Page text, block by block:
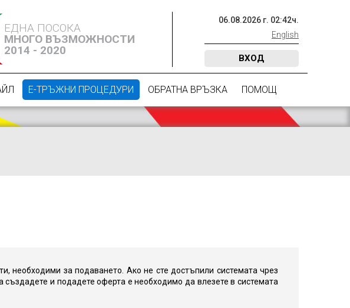
ЕДНА ПОСОКА
МНОГО ВЪЗМОЖНОСТИ
2014 - 2020
06.08.2026 г. 02:42ч.
English
ВХОД
Е-ТРЪЖНИ ПРОЦЕДУРИ ОБРАТНА ВРЪЗКА ПОМОЩ
необходими за подаването. Ако не сте достъпили системата чрез
и подадете оферта е необходимо да влезете в системата